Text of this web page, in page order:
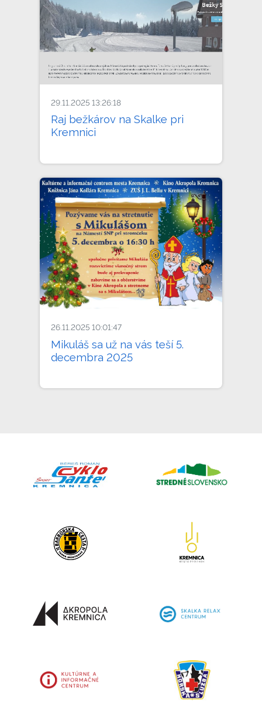
29.11.2025 13:26:18
Raj bežkárov na Skalke pri
Kremnici
26.11.2025 10:01:47
Mikuláš sa už na vás teší 5.
decembra 2025